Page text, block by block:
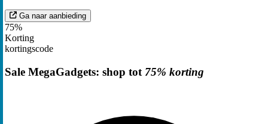
Ga naar aanbieding
75%
Korting
kortingscode
Sale MegaGadgets: shop tot 75% korting